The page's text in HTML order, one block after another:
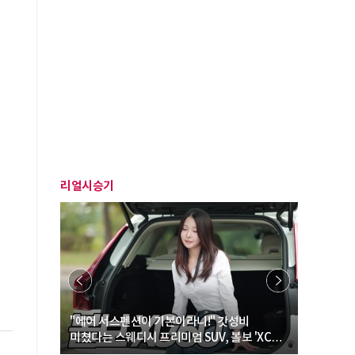
리얼시승기
"에어 서스펜션이 기본이라니!" 갓성비
미쳤다는 스웨디시 프리미엄 SUV, 볼보 'XC60